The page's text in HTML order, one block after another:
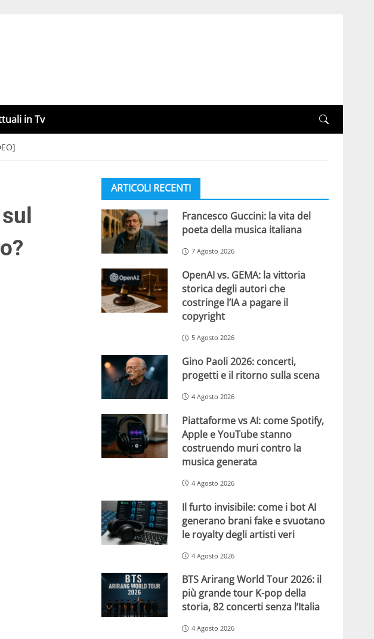
in Tv
ARTICOLI RECENTI
Francesco Guccini: la vita del
poeta della musica italiana
7 Agosto 2026
OpenAI vs. GEMA: la vittoria
storica degli autori che
costringe l’IA a pagare il
copyright
5 Agosto 2026
Gino Paoli 2026: concerti,
progetti e il ritorno sulla scena
4 Agosto 2026
Piattaforme vs AI: come Spotify,
Apple e YouTube stanno
costruendo muri contro la
musica generata
4 Agosto 2026
Il furto invisibile: come i bot AI
generano brani fake e svuotano
le royalty degli artisti veri
4 Agosto 2026
BTS Arirang World Tour 2026: il
più grande tour K-pop della
storia, 82 concerti senza l’Italia
4 Agosto 2026